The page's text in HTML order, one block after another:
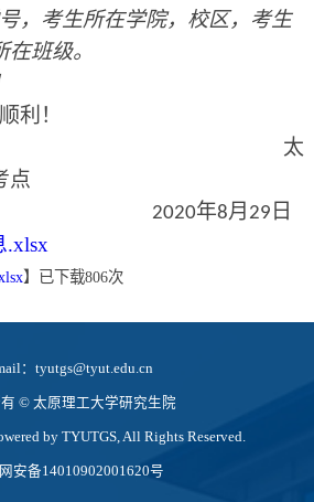
，考生所在学院，校区，考生
班级。
利！
太
点
2020年8月 29 日
.xlsx
】已下载806次
：tyutgs@tyut.edu.cn
©️ 太原理工大学研究生院
by TYUTGS, All Rights Reserved.
安备14010902001620号